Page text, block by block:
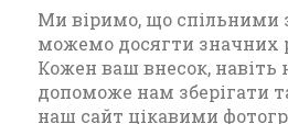
Ми віримо, що спільними
можемо досягти значних
Кожен ваш внесок,
допоможе нам зберігати
наш сайт цікавими